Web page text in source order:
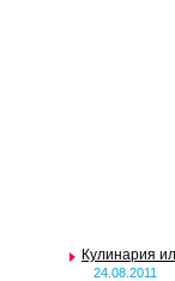
Кулинария
24.08.2011